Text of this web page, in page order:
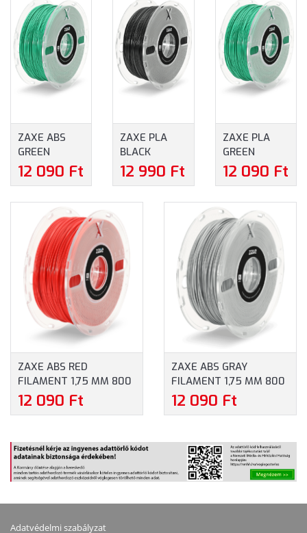
ZAXE ABS
GREEN
FILAMENT
1,75 MM 800
12 090 Ft
ZAXE PLA
BLACK
FILAMENT
1,75 MM 800
12 990 Ft
ZAXE PLA
GREEN
FILAMENT
1,75 MM 800
12 090 Ft
ZAXE ABS RED
FILAMENT 1,75 MM 800
G - VÖRÖS
12 090 Ft
ZAXE ABS GRAY
FILAMENT 1,75 MM 800
G - SZÜRKE
12 090 Ft
Adatvédelmi szabályzat